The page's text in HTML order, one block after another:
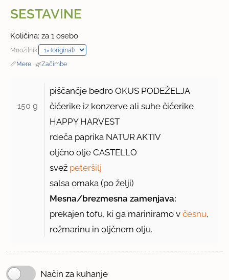
SESTAVINE
Količina: za 1 osebo
Množilnik:
📏Mere · 🌿Začimbe
piščančje bedro OKUS PODEŽELJA
150 g
čičerike iz konzerve ali suhe čičerike
HAPPY HARVEST
rdeča paprika NATUR AKTIV
oljčno olje CASTELLO
svež peteršilj
salsa omaka (po želji)
Mesna/brezmesna zamenjava:
prekajen tofu, ki ga mariniramo včesnu,
rožmarinu in oljčnem olju.
Način za kuhanje